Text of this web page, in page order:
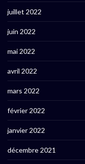
juillet 2022
juin 2022
mai 2022
avril 2022
mars 2022
février 2022
janvier 2022
décembre 2021